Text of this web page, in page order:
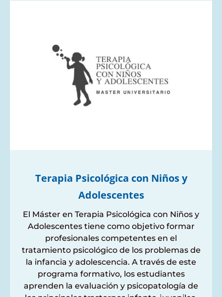
Terapia Psicológica con Niños y
Adolescentes
El Máster en Terapia Psicológica con Niños y
Adolescentes tiene como objetivo formar
profesionales competentes en el
tratamiento psicológico de los problemas de
la infancia y adolescencia. A través de este
programa formativo, los estudiantes
aprenden la evaluación y psicopatología de